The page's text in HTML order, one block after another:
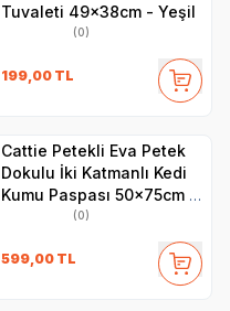
Tuvaleti 49x38cm - Yeşil
(0)
199,00 TL
Cattie Petekli Eva Petek
Dokulu İki Katmanlı Kedi
Kumu Paspası 50x75cm -
(0)
599,00 TL